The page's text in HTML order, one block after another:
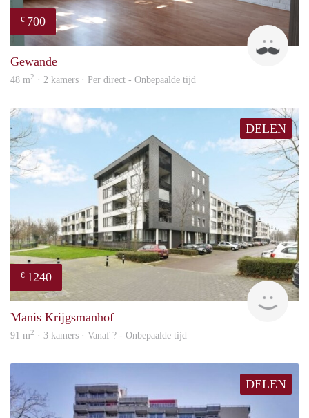
€ 700
Gewande
48 m2 · 2 kamers · Per direct - Onbepaalde tijd
DELEN
€ 1240
Manis Krijgsmanhof
91 m2 · 3 kamers · Vanaf ? - Onbepaalde tijd
DELEN